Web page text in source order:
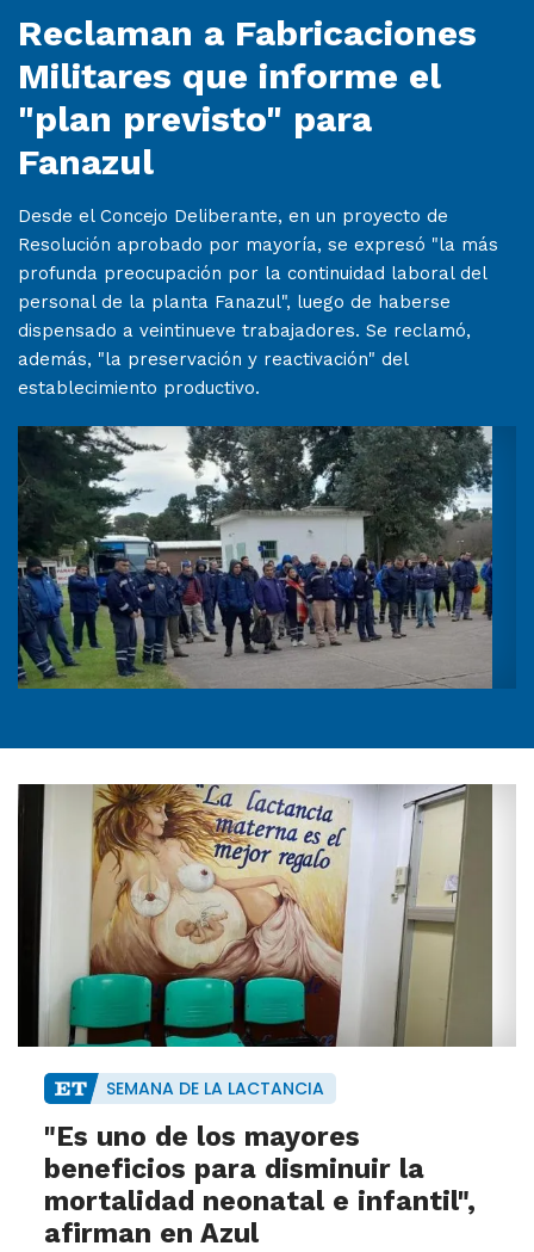
Reclaman a Fabricaciones
Militares que informe el
"plan previsto" para
Fanazul
Desde el Concejo Deliberante, en un proyecto de
Resolución aprobado por mayoría, se expresó "la más
profunda preocupación por la continuidad laboral del
personal de la planta Fanazul", luego de haberse
dispensado a veintinueve trabajadores. Se reclamó,
además, "la preservación y reactivación" del
establecimiento productivo.
SEMANA DE LA LACTANCIA
"Es uno de los mayores
beneficios para disminuir la
mortalidad neonatal e infantil",
afirman en Azul